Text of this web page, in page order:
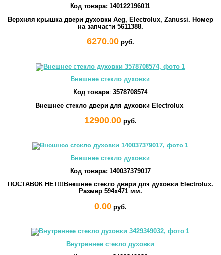
Код товара: 140122196011
Верхняя крышка двери духовки Aeg, Electrolux, Zanussi. Номер
на запчасти 5611388.
6270.00руб.
Внешнее стекло духовки
Код товара: 3578708574
Внешнее стекло двери для духовки Electrolux.
12900.00руб.
Внешнее стекло духовки
Код товара: 140037379017
ПОСТАВОК НЕТ!!!Внешнее стекло двери для духовки Electrolux.
Размер 594x471 мм.
0.00руб.
Внутреннее стекло духовки